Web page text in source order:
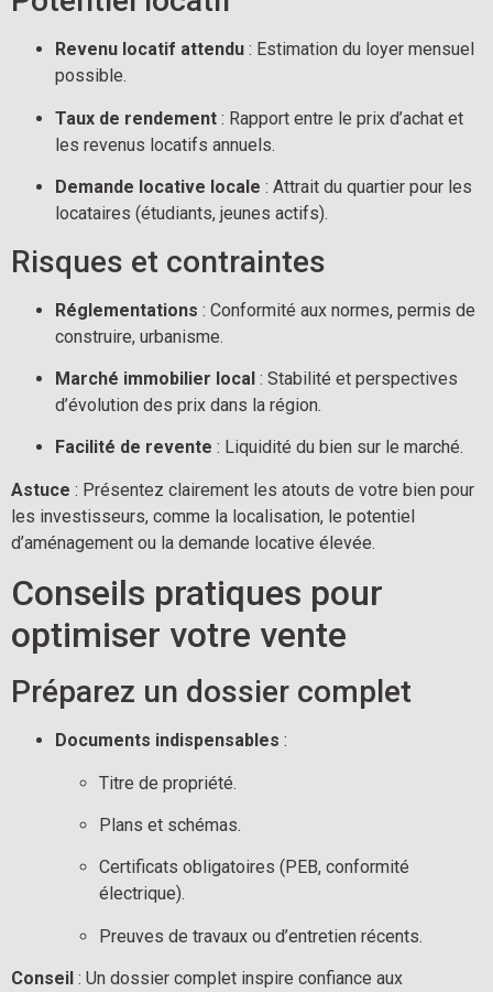
Revenu locatif attendu : Estimation du loyer mensuel
possible.
Taux de rendement : Rapport entre le prix d’achat et
les revenus locatifs annuels.
Demande locative locale : Attrait du quartier pour les
locataires (étudiants, jeunes actifs).
Risques et contraintes
Réglementations : Conformité aux normes, permis de
construire, urbanisme.
Marché immobilier local : Stabilité et perspectives
d’évolution des prix dans la région.
Facilité de revente : Liquidité du bien sur le marché.
Astuce : Présentez clairement les atouts de votre bien pour
les investisseurs, comme la localisation, le potentiel
d’aménagement ou la demande locative élevée.
Conseils pratiques pour
optimiser votre vente
Préparez un dossier complet
Documents indispensables :
Titre de propriété.
Plans et schémas.
Certificats obligatoires (PEB, conformité
électrique).
Preuves de travaux ou d’entretien récents.
Conseil : Un dossier complet inspire confiance aux